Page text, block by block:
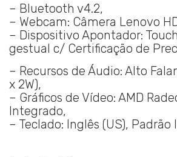
– Bluetooth v4.2,
– Webcam: Câmera Lenovo
– Dispositivo Apontador:
gestual c/ Certificação de
– Recursos de Áudio: Alto
x 2W),
– Gráficos de Vídeo: AMD
Integrado,
– Teclado: Inglês (US),